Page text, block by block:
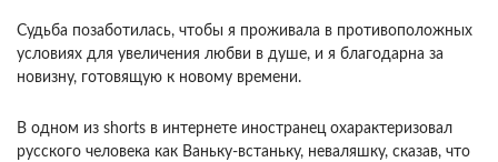
Судьба позаботилась, чтобы я проживала в противоположных
условиях для увеличения любви в душе, и я благодарна за
новизну, готовящую к новому времени.
В одном из shorts в интернете иностранец охарактеризовал
русского человека как Ваньку-встаньку, неваляшку, сказав, что